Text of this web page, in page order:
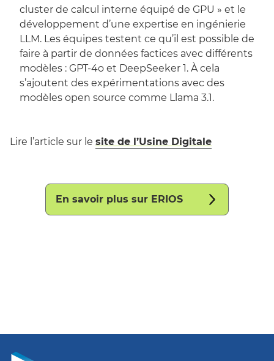
cluster de calcul interne équipé de GPU » et le
développement d’une expertise en ingénierie
LLM. Les équipes testent ce qu’il est possible de
faire à partir de données factices avec différents
modèles : GPT-4o et DeepSeeker 1. À cela
s’ajoutent des expérimentations avec des
modèles open source comme Llama 3.1.
Lire l’article sur le site de l’Usine Digitale
En savoir plus sur ERIOS